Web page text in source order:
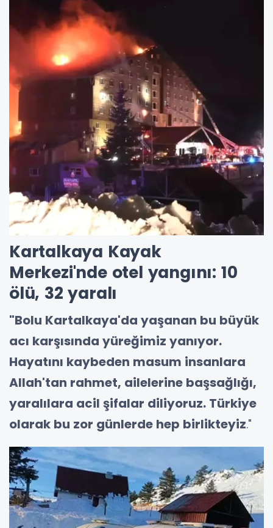
Kartalkaya Kayak
Merkezi'nde otel yangını: 10
ölü, 32 yaralı
"Bolu Kartalkaya'da yaşanan bu büyük
acı karşısında yüreğimiz yanıyor.
Hayatını kaybeden masum insanlara
Allah'tan rahmet, ailelerine başsağlığı,
yaralılara acil şifalar diliyoruz. Türkiye
olarak bu zor günlerde hep birlikteyiz."